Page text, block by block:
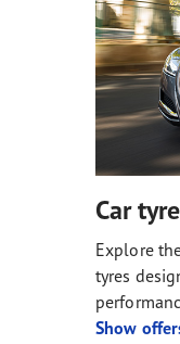
Car
Explore
tyres
Show